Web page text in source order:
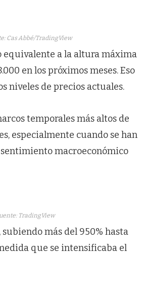
Cas Abbé/TradingView
a la altura máxima
en los próximos meses. Eso
niveles de precios actuales.
temporales más altos de
especialmente cuando se han
macroeconómico
TradingView
más del 950% hasta
que se intensificaba el